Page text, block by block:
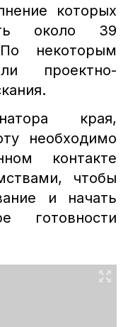
которых
около 39
некоторым
проектно-
края,
необходимо
контакте
чтобы
и начать
готовности